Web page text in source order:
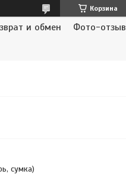
Корзина
и обмен Фото-отзыв
сумка)